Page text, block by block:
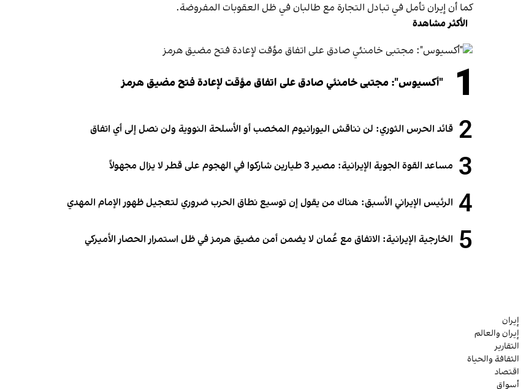
كما أن إيران تأمل في تبادل التجارة مع طالبان في ظل العقوبات المفروضة.
الأكثر مشاهدة
1 "أكسيوس": مجتبى خامنئي صادق على اتفاق مؤقت لإعادة فتح مضيق هرمز
2 قائد الحرس الثوري: لن نناقش اليورانيوم المخصب أو الأسلحة النووية ولن نصل إلى أي اتفاق
3 مساعد القوة الجوية الإيرانية: مصير 3 طيارين شاركوا في الهجوم على قطر لا يزال مجهولاً
4 الرئيس الإيراني الأسبق: هناك من يقول إن توسيع نطاق الحرب ضروري لتعجيل ظهور الإمام المهدي
5 الخارجية الإيرانية: الاتفاق مع عُمان لا يضمن أمن مضيق هرمز في ظل استمرار الحصار الأميركي
إيران
إيران والعالم
التقارير
الثقافة والحياة
اقتصاد
أسواق